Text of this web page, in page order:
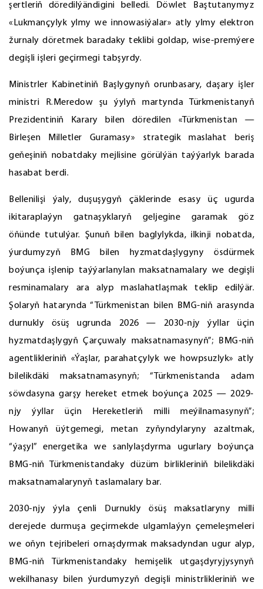
şertleriň döredilýändigini belledi. Döwlet Baştutanymyz
«Lukmançylyk ylmy we innowasiýalar» atly ylmy elektron
žurnaly döretmek baradaky teklibi goldap, wise-premýere
degişli işleri geçirmegi tabşyrdy.
Ministrler Kabinetiniň Başlygynyň orunbasary, daşary işler
ministri R.Meredow şu ýylyň martynda Türkmenistanyň
Prezidentiniň Karary bilen döredilen «Türkmenistan —
Birleşen Milletler Guramasy» strategik maslahat beriş
geňeşiniň nobatdaky mejlisine görülýän taýýarlyk barada
hasabat berdi.
Bellenilişi ýaly, duşuşygyň çäklerinde esasy üç ugurda
ikitaraplaýyn gatnaşyklaryň geljegine garamak göz
öňünde tutulýar. Şunuň bilen baglylykda, ilkinji nobatda,
ýurdumyzyň BMG bilen hyzmatdaşlygyny ösdürmek
boýunça işlenip taýýarlanylan maksatnamalary we degişli
resminamalary ara alyp maslahatlaşmak teklip edilýär.
Şolaryň hatarynda “Türkmenistan bilen BMG-niň arasynda
durnukly ösüş ugrunda 2026 — 2030-njy ýyllar üçin
hyzmatdaşlygyň Çarçuwaly maksatnamasynyň”; BMG-niň
agentlikleriniň «Ýaşlar, parahatçylyk we howpsuzlyk» atly
bilelikdäki maksatnamasynyň; “Türkmenistanda adam
söwdasyna garşy hereket etmek boýunça 2025 — 2029-
njy ýyllar üçin Hereketleriň milli meýilnamasynyň”;
Howanyň üýtgemegi, metan zyňyndylaryny azaltmak,
“ýaşyl” energetika we sanlylaşdyrma ugurlary boýunça
BMG-niň Türkmenistandaky düzüm birlikleriniň bilelikdäki
maksatnamalarynyň taslamalary bar.
2030-njy ýyla çenli Durnukly ösüş maksatlaryny milli
derejede durmuşa geçirmekde ulgamlaýyn çemeleşmeleri
we oňyn tejribeleri ornaşdyrmak maksadyndan ugur alyp,
BMG-niň Türkmenistandaky hemişelik utgaşdyryjysynyň
wekilhanasy bilen ýurdumyzyň degişli ministrlikleriniň we